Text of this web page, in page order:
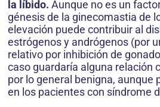
la líbido. Aunque no es un
génesis de la ginecomastia de
elevación puede contribuir al
estrógenos y andrógenos (por
relativo por inhibición de
caso guardaría alguna relación
por lo general benigna, aunque
en los pacientes con síndrome